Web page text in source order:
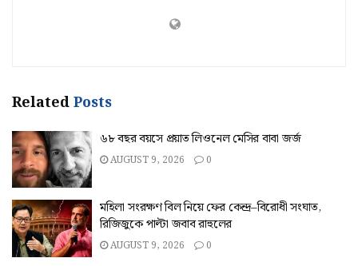
RelatedPosts
৬৮ বছর বয়সে প্রয়াত লিওনেল মেসির বাবা জর্জ
AUGUST 9, 2026 0
মহিলা সংরক্ষণ বিল নিয়ে ফের কেন্দ্র–বিরোধী সংঘাত,
রিজিজুকে পাল্টা জবাব রাহুলের
AUGUST 9, 2026 0